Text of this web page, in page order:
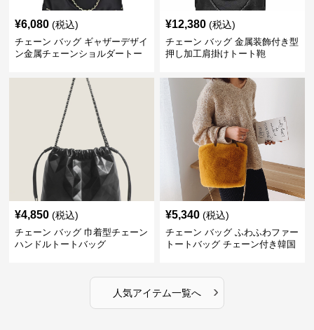
¥6,080 (税込)
チェーン バッグ ギャザーデザイ
ン金属チェーンショルダートー
¥12,380 (税込)
チェーン バッグ 金属装飾付き型
押し加工肩掛けトート鞄
¥4,850 (税込)
チェーン バッグ 巾着型チェーン
ハンドルトートバッグ
¥5,340 (税込)
チェーン バッグ ふわふわファー
トートバッグ チェーン付き韓国
人気アイテム一覧へ ›